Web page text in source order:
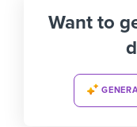
Want to